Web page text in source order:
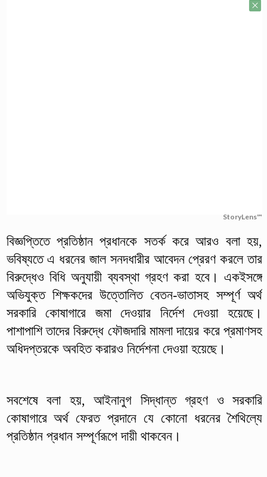
StoryLens™
বিজ্ঞপ্তিতে প্রতিষ্ঠান প্রধানকে সতর্ক করে আরও বলা হয়,
ভবিষ্যতে এ ধরনের জাল সনদধারীর আবেদন প্রেরণ করলে তার
বিরুদ্ধেও বিধি অনুযায়ী ব্যবস্থা গ্রহণ করা হবে। একইসঙ্গে
অভিযুক্ত শিক্ষকদের উত্তোলিত বেতন-ভাতাসহ সম্পূর্ণ অর্থ
সরকারি কোষাগারে জমা দেওয়ার নির্দেশ দেওয়া হয়েছে।
পাশাপাশি তাদের বিরুদ্ধে ফৌজদারি মামলা দায়ের করে প্রমাণসহ
অধিদপ্তরকে অবহিত করারও নির্দেশনা দেওয়া হয়েছে।
সবশেষে বলা হয়, আইনানুগ সিদ্ধান্ত গ্রহণ ও সরকারি
কোষাগারে অর্থ ফেরত প্রদানে যে কোনো ধরনের শৈথিল্যে
প্রতিষ্ঠান প্রধান সম্পূর্ণরূপে দায়ী থাকবেন।